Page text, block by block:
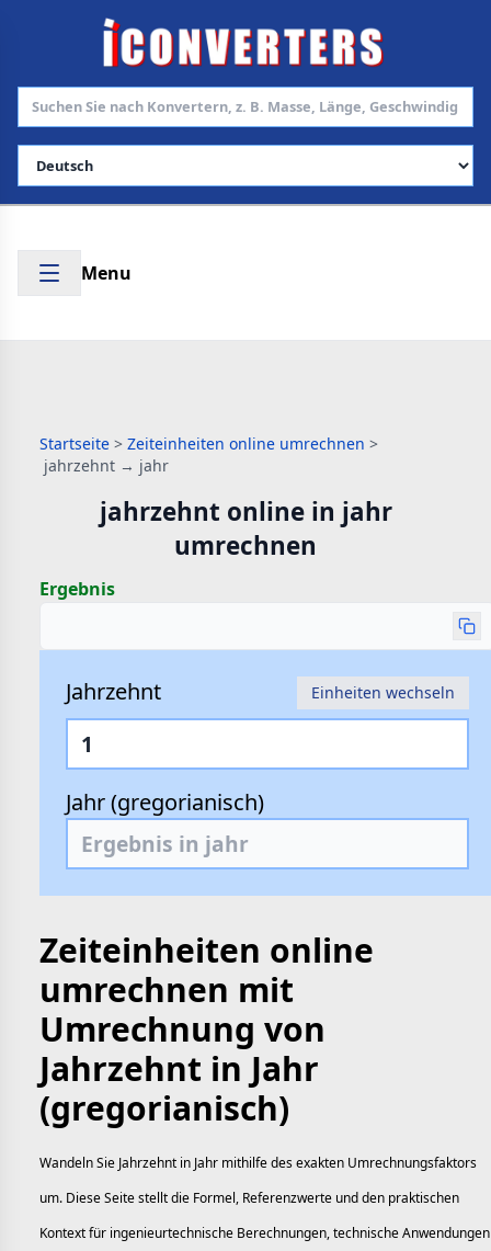
Sprache auswählen
Menu
Startseite > Zeiteinheiten online umrechnen >
jahrzehnt → jahr
jahrzehnt online in jahr
umrechnen
Ergebnis
Jahrzehnt Einheiten wechseln
Jahr (gregorianisch)
Zeiteinheiten online
umrechnen mit
Umrechnung von
Jahrzehnt in Jahr
(gregorianisch)
Wandeln Sie Jahrzehnt in Jahr mithilfe des exakten Umrechnungsfaktors
um. Diese Seite stellt die Formel, Referenzwerte und den praktischen
Kontext für ingenieurtechnische Berechnungen, technische Anwendungen